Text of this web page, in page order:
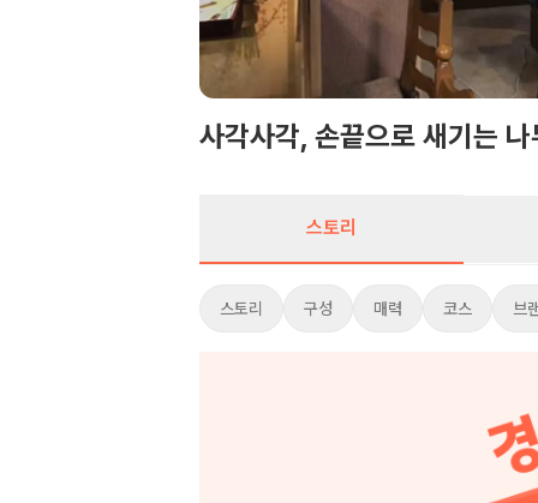
사각사각, 손끝으로 새기는
스토리
스토리 구성 매력 코스 브